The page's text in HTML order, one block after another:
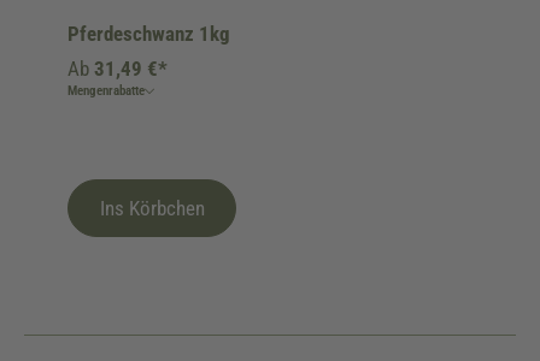
Pferdeschwanz 1kg
Ab 31,49 €*
Mengenrabatte
Ins Körbchen